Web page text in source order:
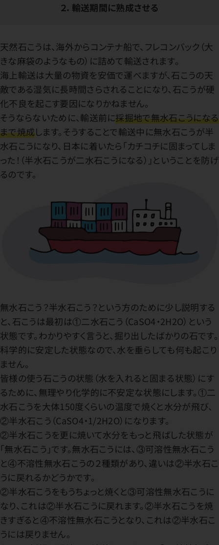
２．輸送期間に熟成させる
天然石こうは、海外からコンテナ船で、フレコンバック（大
きな麻袋のようなもの）に詰めて輸送されます。
海上輸送は大量の物資を安価で運べますが、石こうの天
敵である湿気に長時間さらされることになり、石こうが硬
化不良を起こす要因になりかねません。
そうならないために、輸送前に採掘地で無水石こうになる
まで焼成します。そうすることで輸送中に無水石こうが半
水石こうになり、日本に着いたら「カチコチに固まってしま
った！（半水石こうが二水石こうになる）」ということを防げ
るのです。
無水石こう？半水石こう？という方のために少し説明する
と、石こうは最初は①二水石こう（CaSO4・2H2O）という
状態です。わかりやすく言うと、掘り出したばかりの石です。
科学的に安定した状態なので、水を垂らしても何も起こり
ません。
皆様の使う石こうの状態（水を入れると固まる状態）にす
るために、無理やり化学的に不安定な状態にします。①二
水石こうを大体150度くらいの温度で焼くと水分が飛び、
②半水石こう（CaSO4・1/2H2O）になります。
②半水石こうを更に焼いて水分をもっと飛ばした状態が
「無水石こう」です。無水石こうには、③可溶性無水石こう
と④不溶性無水石こうの２種類があり、違いは②半水石こ
うに戻れるかどうかです。
②半水石こうをもうちょっと焼くと③可溶性無水石こうに
なり、これは②半水石こうに戻れます。②半水石こうを焼
きすぎると④不溶性無水石こうとなり、これは②半水石こ
うには戻りません。